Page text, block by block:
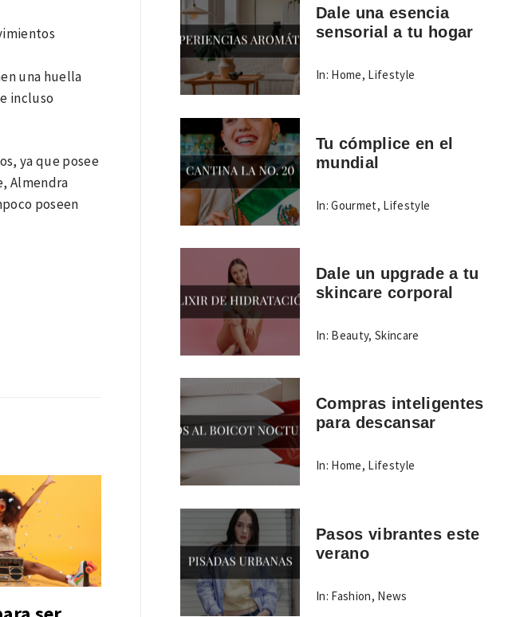
una huella
incluso
ya que posee
Almendra
poseen
Dale una esencia
sensorial a tu hogar
In: Home, Lifestyle
Tu cómplice en el
mundial
In: Gourmet, Lifestyle
Dale un upgrade a tu
skincare corporal
In: Beauty,Skincare
Compras inteligentes
para descansar
In: Home, Lifestyle
Pasos vibrantes este
verano
In: Fashion, News